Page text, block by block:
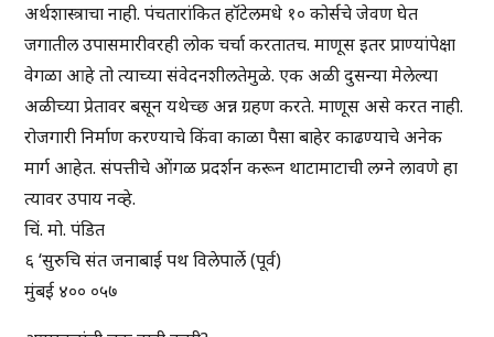
अर्थशास्त्राचा नाही. पंचतारांकित हॉटेलमधे १० कोर्सचे जेवण घेत
जगातील उपासमारीवरही लोक चर्चा करतातच. माणूस इतर प्राण्यांपेक्षा
वेगळा आहे तो त्याच्या संवेदनशीलतेमुळे. एक अळी दुसन्या मेलेल्या
अळीच्या प्रेतावर बसून यथेच्छ अन्न ग्रहण करते. माणूस असे करत नाही.
रोजगारी निर्माण करण्याचे किंवा काळा पैसा बाहेर काढण्याचे अनेक
मार्ग आहेत. संपत्तीचे ओंगळ प्रदर्शन करून थाटामाटाची लग्ने लावणे हा
त्यावर उपाय नव्हे.
चिं. मो. पंडित
६ ‘सुरुचि संत जनाबाई पथ विलेपार्ले (पूर्व)
मुंबई ४०० ०५७